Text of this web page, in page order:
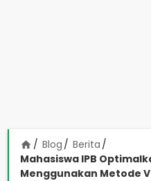
home Blog
Berita
Mahasiswa IPB
Menggunakan Metode